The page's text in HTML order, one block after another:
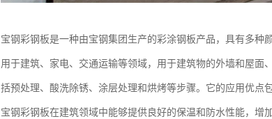
宝钢彩钢板是一种由宝钢集团生产的彩涂钢板产品，具有多
用于建筑、家电、交通运输等领域，用于建筑物的外墙和屋
括预处理、酸洗除锈、涂层处理和烘烤等步骤。它的应用优点
宝钢彩钢板在建筑领域中能够提供良好的保温和防水性能，